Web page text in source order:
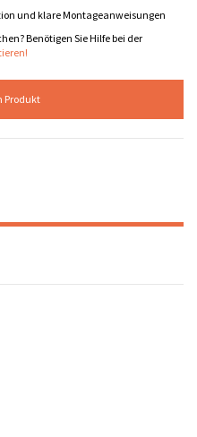
und klare Montageanweisungen
Benötigen Sie Hilfe bei der
Produkt